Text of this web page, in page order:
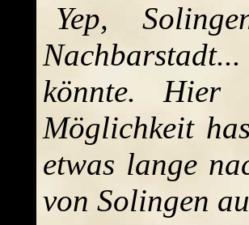
Yep,
könnte. Hier
Möglichkeit
etwas lange
von Solingen